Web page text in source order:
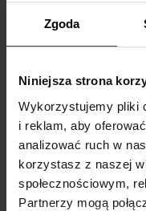
Zgoda
Niniejsza strona
Wykorzystujemy pliki
i reklam, aby
analizować ruch w
korzystasz z naszej
społecznościowym,
Partnerzy mogą
Skarpetki do
mokasynów
damskich –
inspiracje i